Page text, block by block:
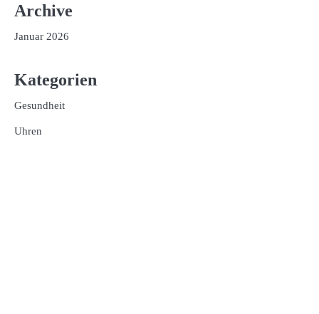
Archive
Januar 2026
Kategorien
Gesundheit
Uhren